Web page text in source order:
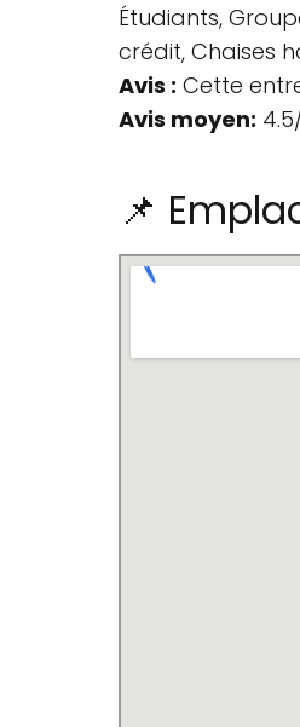
Étudiants,
crédit, Chaises
Avis : Cette
Avis moyen:
📌